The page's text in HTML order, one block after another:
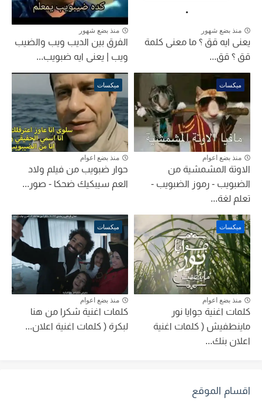
منذ بضع شهور
يعنى ايه قق ؟ ما معنى كلمة
قق ؟ قق...
منذ بضع شهور
الفرق بين الديب ويب والضيب
ويب | يعنى ايه ضبويب...
ميكسات
منذ بضع اعوام
الاوتة المشمشية من
الضبويب - رموز الضبويب -
تعلم لغة...
ميكسات
منذ بضع اعوام
حوار ضبويب من فيلم ولاد
العم سيبكيك ضحكا - صور...
ميكسات
منذ بضع اعوام
كلمات اغنية جوايا نور
ماينطفيش ( كلمات اغنية
اعلان بنك...
ميكسات
منذ بضع اعوام
كلمات اغنية شكرا من هنا
لبكرة ( كلمات اغنية اعلان...
اقسام الموقع